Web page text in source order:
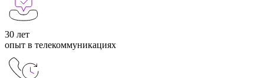
30 лет
опыт в телекоммуникациях